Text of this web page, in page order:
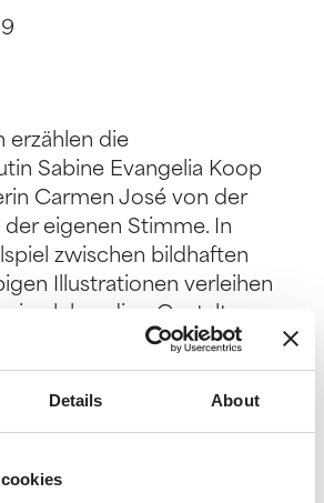
Details About
erzählen die
Sabine Evangelia Koop
Carmen José von der
eigenen Stimme. In
zwischen bildhaften
Illustrationen verleihen
eine lebendige Gestalt.
Sprechberufen arbeiten, in
oder sich einfach für ihre
gewinnen Einblicke in
Erklärungen für die
bewusster